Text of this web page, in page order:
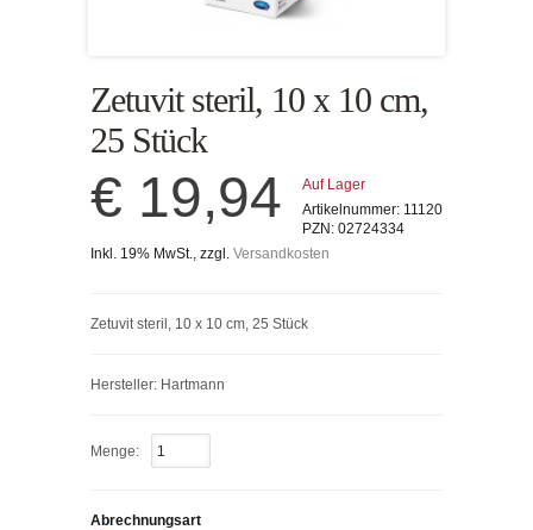
Zetuvit steril, 10 x 10 cm,
25 Stück
€ 19,94
Inkl. 19% MwSt., zzgl. Versandkosten
Auf Lager
Artikelnummer: 11120
PZN: 02724334
Zetuvit steril, 10 x 10 cm, 25 Stück
Hersteller: Hartmann
Menge:
Abrechnungsart